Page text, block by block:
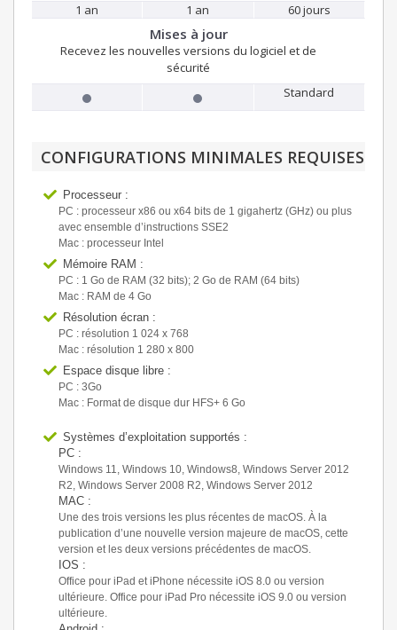
1 an
1 an 60 jours
Mises à jour
Recevez les nouvelles versions du logiciel et de
sécurité
Standard
CONFIGURATIONS MINIMALES REQUISES
Processeur :
PC : processeur x86 ou x64 bits de 1 gigahertz (GHz) ou plus
avec ensemble d’instructions SSE2
Mac : processeur Intel
Mémoire RAM :
PC : 1 Go de RAM (32 bits); 2 Go de RAM (64 bits)
Mac : RAM de 4 Go
Résolution écran :
PC : résolution 1 024 x 768
Mac : résolution 1 280 x 800
Espace disque libre :
PC : 3Go
Mac : Format de disque dur HFS+ 6 Go
Systèmes d’exploitation supportés :
PC :
Windows 11, Windows 10, Windows8, Windows Server 2012
R2, Windows Server 2008 R2, Windows Server 2012
MAC :
Une des trois versions les plus récentes de macOS. À la
publication d’une nouvelle version majeure de macOS, cette
version et les deux versions précédentes de macOS.
IOS :
Office pour iPad et iPhone nécessite iOS 8.0 ou version
ultérieure. Office pour iPad Pro nécessite iOS 9.0 ou version
ultérieure.